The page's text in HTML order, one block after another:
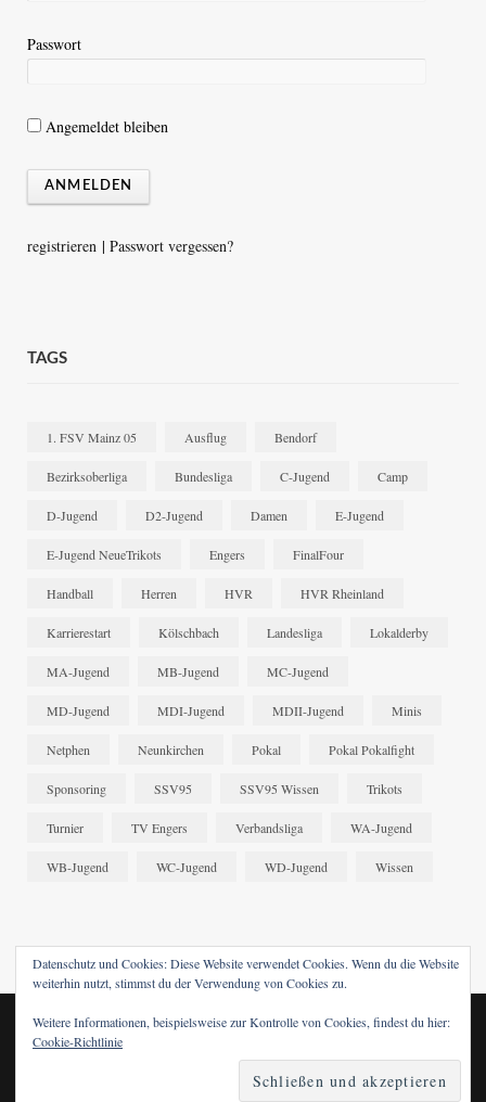
Datenschutz und Cookies: Diese Website verwendet Cookies. Wenn du die Website
weiterhin nutzt, stimmst du der Verwendung von Cookies zu.
Weitere Informationen, beispielsweise zur Kontrolle von Cookies, findest du hier:
Cookie-Richtlinie
Passwort
Angemeldet bleiben
registrieren | Passwort vergessen?
TAGS
1. FSV Mainz 05 Ausflug Bendorf
Bezirksoberliga Bundesliga C-Jugend Camp
D-Jugend D2-Jugend Damen E-Jugend
E-Jugend NeueTrikots Engers FinalFour
Handball Herren HVR HVR Rheinland
Karrierestart Kölschbach Landesliga Lokalderby
MA-Jugend MB-Jugend MC-Jugend
MD-Jugend MDI-Jugend MDII-Jugend Minis
Netphen Neunkirchen Pokal Pokal Pokalfight
Sponsoring SSV95 SSV95 Wissen Trikots
Turnier TV Engers Verbandsliga WA-Jugend
WB-Jugend WC-Jugend WD-Jugend Wissen
© 2024 SSV95 WISSEN. DESIGNED BY
X (TWITTER) INSTAGRAM